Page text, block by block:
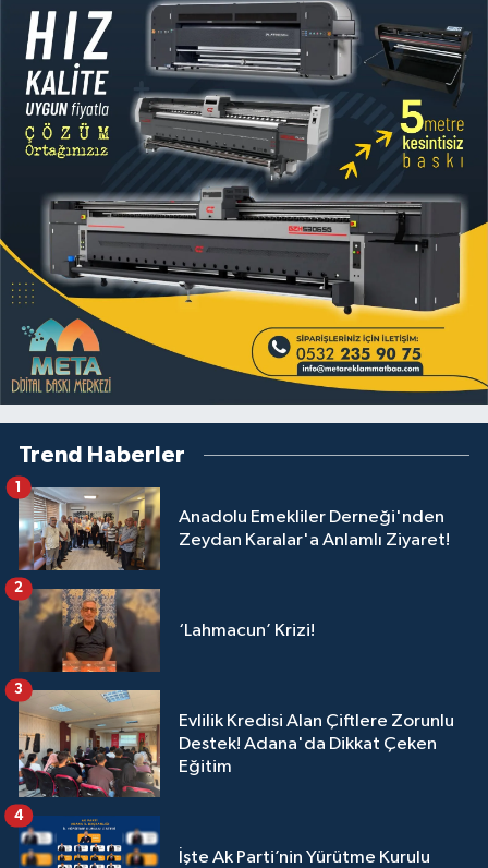
Trend Haberler
Anadolu Emekliler Derneği'nden
Zeydan Karalar'a Anlamlı Ziyaret!
1
‘Lahmacun’ Krizi!
2
Evlilik Kredisi Alan Çiftlere Zorunlu
Destek! Adana'da Dikkat Çeken
Eğitim
3
İşte Ak Parti’nin Yürütme Kurulu
4